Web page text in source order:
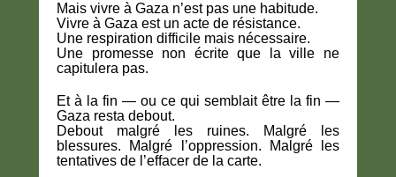
Mais vivre à Gaza n’est pas une habitude.
Vivre à Gaza est un acte de résistance.
Une respiration difficile mais nécessaire.
Une promesse non écrite que la ville ne
capitulera pas.
Et à la fin — ou ce qui semblait être la fin —
Gaza resta debout.
Debout malgré les ruines. Malgré les
blessures. Malgré l’oppression. Malgré les
tentatives de l’effacer de la carte.